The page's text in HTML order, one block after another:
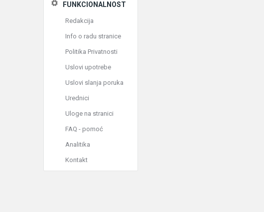
FUNKCIONALNOST
Redakcija
Info o radu stranice
Politika Privatnosti
Uslovi upotrebe
Uslovi slanja poruka
Urednici
Uloge na stranici
FAQ - pomoć
Analitika
Kontakt